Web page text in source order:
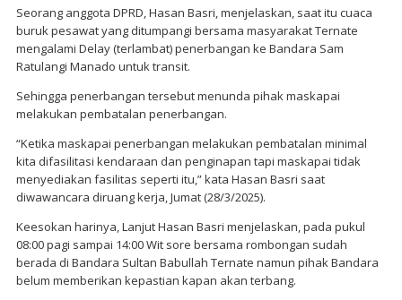
Seorang anggota DPRD, Hasan Basri, menjelaskan, saat itu cuaca
buruk pesawat yang ditumpangi bersama masyarakat Ternate
mengalami Delay (terlambat) penerbangan ke Bandara Sam
Ratulangi Manado untuk transit.
Sehingga penerbangan tersebut menunda pihak maskapai
melakukan pembatalan penerbangan.
“Ketika maskapai penerbangan melakukan pembatalan minimal
kita difasilitasi kendaraan dan penginapan tapi maskapai tidak
menyediakan fasilitas seperti itu,” kata Hasan Basri saat
diwawancara diruang kerja, Jumat (28/3/2025).
Keesokan harinya, Lanjut Hasan Basri menjelaskan, pada pukul
08:00 pagi sampai 14:00 Wit sore bersama rombongan sudah
berada di Bandara Sultan Babullah Ternate namun pihak Bandara
belum memberikan kepastian kapan akan terbang.